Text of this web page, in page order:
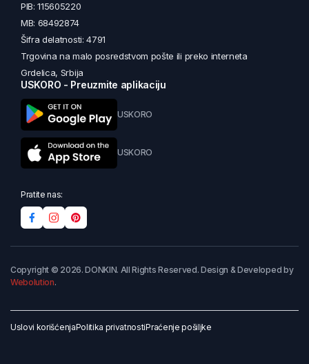
PIB: 115605220
MB: 68492874
Šifra delatnosti: 4791
Trgovina na malo posredstvom pošte ili preko interneta
Grdelica, Srbija
USKORO - Preuzmite aplikaciju
USKORO
USKORO
Pratite nas:
Copyright © 2026. DONKIN. All Rights Reserved. Design & Developed by
Webolution.
Uslovi korišćenjaPolitika privatnostiPraćenje pošiljke